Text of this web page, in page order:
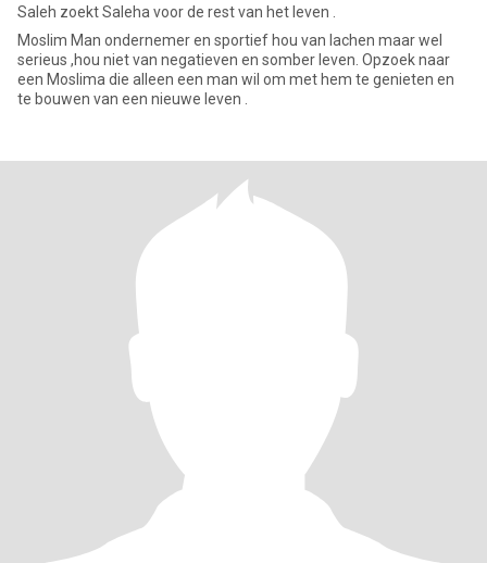
Saleh zoekt Saleha voor de rest van het leven .
Moslim Man ondernemer en sportief hou van lachen maar wel
serieus ,hou niet van negatieven en somber leven. Opzoek naar
een Moslima die alleen een man wil om met hem te genieten en
te bouwen van een nieuwe leven .